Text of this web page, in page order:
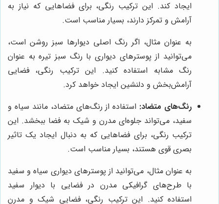
ایجاد کند. این ترکیب رنگی، برای فضاهایی که نیاز به
آرامش و تمرکز دارند، بسیار مناسب است.
به عنوان مثال، اگر رنگ اصلی دیوارها سبز روشن است،
می‌توانید از پوسترهای دیواری با رنگ سبز تیره به عنوان
رنگ مشابه استفاده کنید. این ترکیب رنگی، فضایی
آرامش‌بخش و دلنشین ایجاد خواهد کرد.
رنگ‌های متضاد: استفاده از رنگ‌های متضاد، مانند سیاه و
سفید، می‌تواند جلوه‌ای مدرن و شیک به فضا ببخشد. این
ترکیب رنگی، برای فضاهایی که به دنبال ایجاد یک تاثیر
بصری قوی هستند، بسیار مناسب است.
به عنوان مثال، می‌توانید از پوسترهای دیواری سیاه و سفید
با طرح‌های گرافیکی مدرن در فضایی با دیوار سفید
استفاده کنید. این ترکیب رنگی، فضایی شیک و مدرن